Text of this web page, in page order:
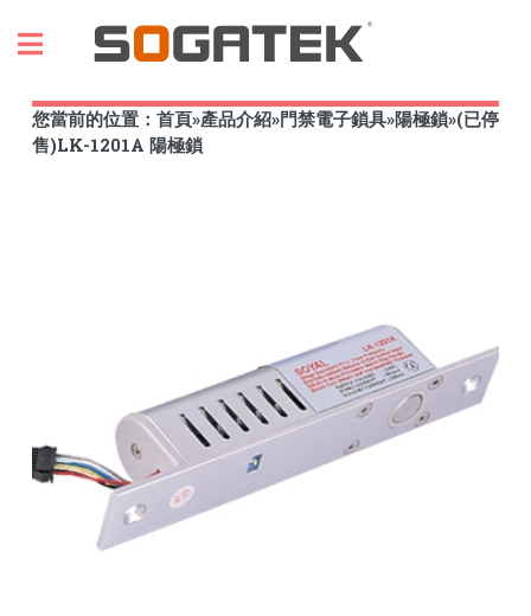
您當前的位置： 首頁»產品介紹»門禁電子鎖具»陽極鎖»(已停
售)LK-1201A 陽極鎖
Toggle